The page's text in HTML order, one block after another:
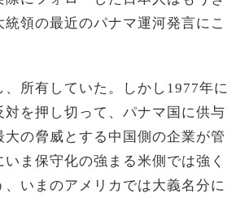
領の最近のパナマ運河発言にこ
所有していた。しかし1977年に
を押し切って、パナマ国に供与
の脅威とする中国側の企業が管
ま保守化の強まる米側では強く
いまのアメリカでは大義名分に